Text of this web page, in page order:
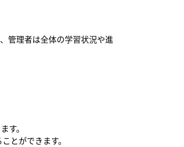
管理者は全体の学習状況や進
す。
とができます。